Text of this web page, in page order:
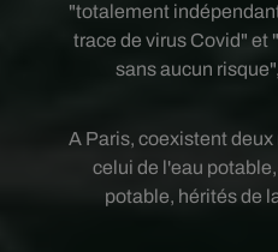
"totalement
trace de virus Covid" et
sans aucun
A Paris, coexistent
celui de l'eau
potable, hérités de